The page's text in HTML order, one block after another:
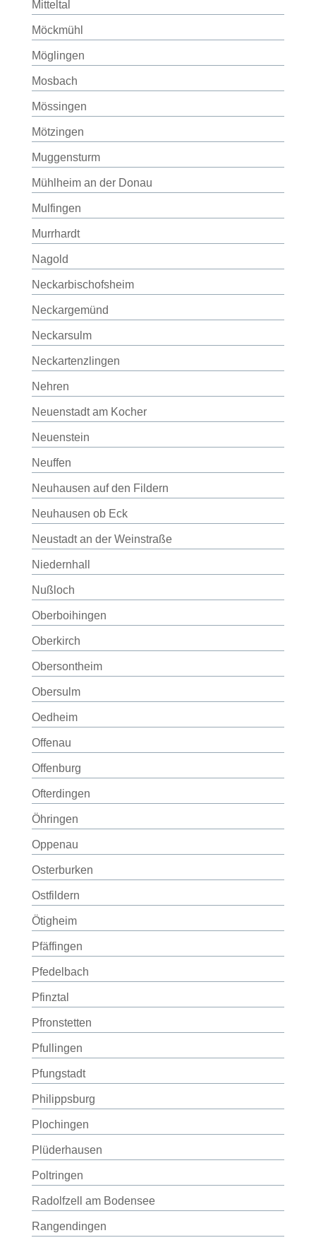
Mitteltal
Möckmühl
Möglingen
Mosbach
Mössingen
Mötzingen
Muggensturm
Mühlheim an der Donau
Mulfingen
Murrhardt
Nagold
Neckarbischofsheim
Neckargemünd
Neckarsulm
Neckartenzlingen
Nehren
Neuenstadt am Kocher
Neuenstein
Neuffen
Neuhausen auf den Fildern
Neuhausen ob Eck
Neustadt an der Weinstraße
Niedernhall
Nußloch
Oberboihingen
Oberkirch
Obersontheim
Obersulm
Oedheim
Offenau
Offenburg
Ofterdingen
Öhringen
Oppenau
Osterburken
Ostfildern
Ötigheim
Pfäffingen
Pfedelbach
Pfinztal
Pfronstetten
Pfullingen
Pfungstadt
Philippsburg
Plochingen
Plüderhausen
Poltringen
Radolfzell am Bodensee
Rangendingen